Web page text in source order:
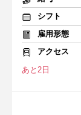
シフト
雇用形態
アクセス
あと2日